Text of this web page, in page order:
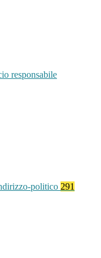
responsabile
politico 291